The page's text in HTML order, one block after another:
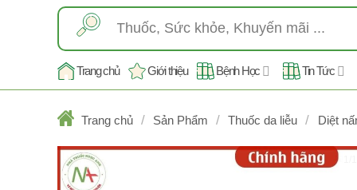
kiếm:
Trang chủ Giới thiệu Bệnh Học Tin Tức
Trang chủ / Sản Phẩm / Thuốc da liễu / Diệt